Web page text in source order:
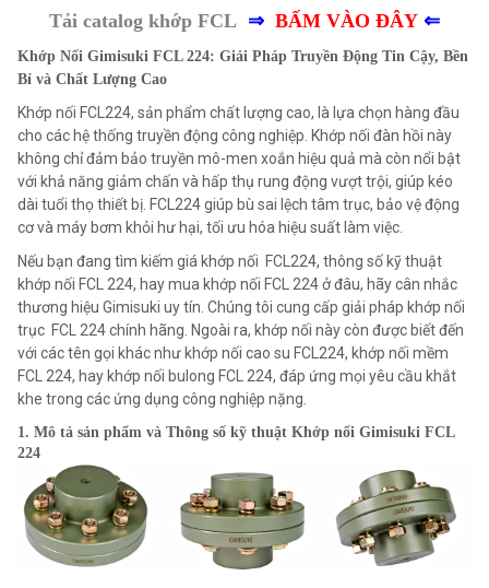
Tải catalog khớp FCL ⇒ BẤM VÀO ĐÂY ⇐
Khớp Nối Gimisuki FCL 224: Giải Pháp Truyền Động Tin Cậy, Bền
Bỉ và Chất Lượng Cao
Khớp nối FCL224, sản phẩm chất lượng cao, là lựa chọn hàng đầu
cho các hệ thống truyền động công nghiệp. Khớp nối đàn hồi này
không chỉ đảm bảo truyền mô-men xoắn hiệu quả mà còn nổi bật
với khả năng giảm chấn và hấp thụ rung động vượt trội, giúp kéo
dài tuổi thọ thiết bị. FCL224 giúp bù sai lệch tâm trục, bảo vệ động
cơ và máy bơm khỏi hư hại, tối ưu hóa hiệu suất làm việc.
Nếu bạn đang tìm kiếm giá khớp nối FCL224, thông số kỹ thuật
khớp nối FCL 224, hay mua khớp nối FCL 224 ở đâu, hãy cân nhắc
thương hiệu Gimisuki uy tín. Chúng tôi cung cấp giải pháp khớp nối
trục FCL 224 chính hãng. Ngoài ra, khớp nối này còn được biết đến
với các tên gọi khác như khớp nối cao su FCL224, khớp nối mềm
FCL 224, hay khớp nối bulong FCL 224, đáp ứng mọi yêu cầu khắt
khe trong các ứng dụng công nghiệp nặng.
1. Mô tả sản phẩm và Thông số kỹ thuật Khớp nối Gimisuki FCL
224